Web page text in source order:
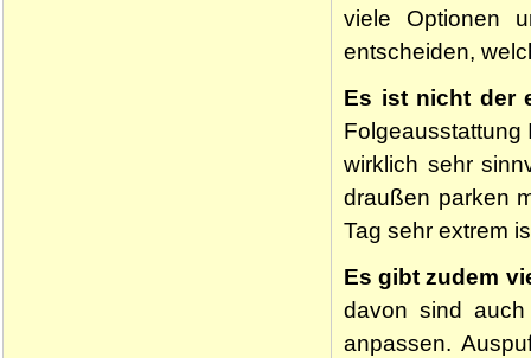
viele Optionen
entscheiden,
Es ist nicht der
Folgeausstattung
wirklich sehr
draußen parken
Tag sehr extrem
Es gibt zudem
davon sind
anpassen.